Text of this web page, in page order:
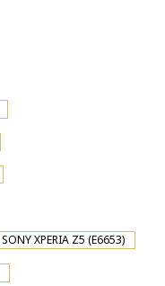
SONY XPERIA Z5 (E6653)